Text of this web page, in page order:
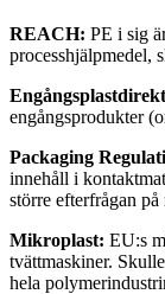
REACH: PE i sig
processhjälpmedel,
engångsprodukter
Packaging
innehåll i
större efterfrågan
Mikroplast: EU:s
tvättmaskiner.
hela